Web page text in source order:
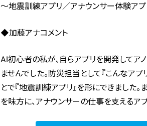
～地震訓練アプリ／アナウンサー体験アプ
◆加藤アナコメント
AI初心者の私が、自らアプリを開発してア
ませんでした。防災担当として『こんなア
とで『地震訓練アプリ』を形にできました
を味方に、アナウンサーの仕事を支えるア